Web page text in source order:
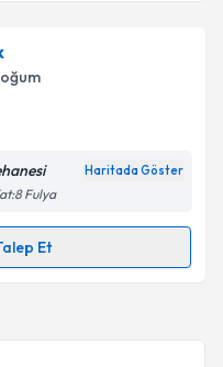
Haritada Göster
Fulya
Et